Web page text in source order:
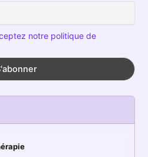
notre politique de